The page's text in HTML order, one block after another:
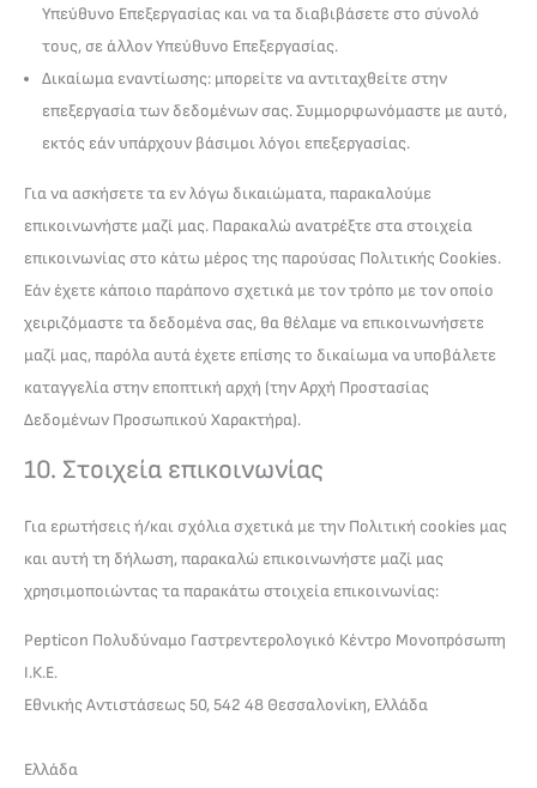
Υπεύθυνο Επεξεργασίας και να τα διαβιβάσετε στο σύνολό
τους, σε άλλον Υπεύθυνο Επεξεργασίας.
Δικαίωμα εναντίωσης: μπορείτε να αντιταχθείτε στην
επεξεργασία των δεδομένων σας. Συμμορφωνόμαστε με αυτό,
εκτός εάν υπάρχουν βάσιμοι λόγοι επεξεργασίας.
Για να ασκήσετε τα εν λόγω δικαιώματα, παρακαλούμε
επικοινωνήστε μαζί μας. Παρακαλώ ανατρέξτε στα στοιχεία
επικοινωνίας στο κάτω μέρος της παρούσας Πολιτικής Cookies.
Εάν έχετε κάποιο παράπονο σχετικά με τον τρόπο με τον οποίο
χειριζόμαστε τα δεδομένα σας, θα θέλαμε να επικοινωνήσετε
μαζί μας, παρόλα αυτά έχετε επίσης το δικαίωμα να υποβάλετε
καταγγελία στην εποπτική αρχή (την Αρχή Προστασίας
Δεδομένων Προσωπικού Χαρακτήρα).
10. Στοιχεία επικοινωνίας
Για ερωτήσεις ή/και σχόλια σχετικά με την Πολιτική cookies μας
και αυτή τη δήλωση, παρακαλώ επικοινωνήστε μαζί μας
χρησιμοποιώντας τα παρακάτω στοιχεία επικοινωνίας:
Pepticon Πολυδύναμο Γαστρεντερολογικό Κέντρο Μονοπρόσωπη
Ι.Κ.Ε.
Εθνικής Αντιστάσεως 50, 542 48 Θεσσαλονίκη, Ελλάδα
Ελλάδα